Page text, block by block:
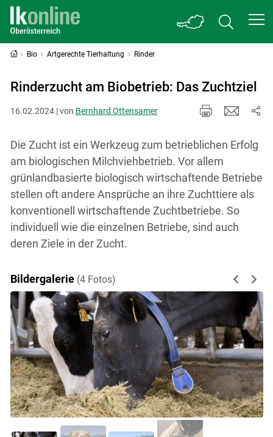
Bio Artgerechte Tierhaltung Rinder
Rinderzucht am Biobetrieb: Das Zuchtziel
16.02.2024 | von Bernhard Ottensamer
Die Zucht ist ein Werkzeug zum betrieblichen Erfolg
am biologischen Milchviehbetrieb. Vor allem
grünlandbasierte biologisch wirtschaftende Betriebe
stellen oft andere Ansprüche an ihre Zuchttiere als
konventionell wirtschaftende Zuchtbetriebe. So
individuell wie die einzelnen Betriebe, sind auch
deren Ziele in der Zucht.
Bildergalerie (4 Fotos) Previous
Next